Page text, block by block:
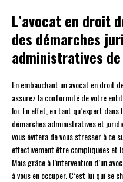
L’avocat en droit
des démarches
administratives
En embauchant un avocat en droit
assurez la conformité de votre
loi. En effet, en tant qu’expert
démarches administratives et
vous évitera de vous stresser à ce
effectivement être compliquées et
Mais grâce à l’intervention d’un
à vous en occuper. C’est lui qui se